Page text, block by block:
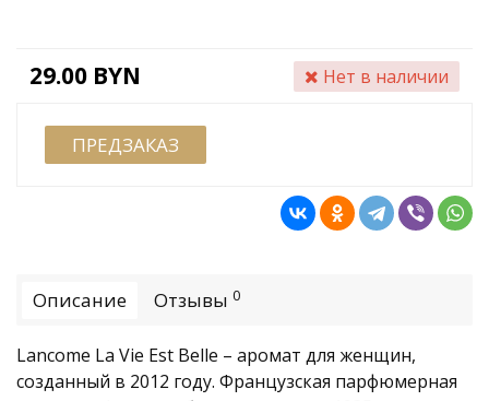
29.00 BYN Нет в наличии
ПРЕДЗАКАЗ
Описание Отзывы 0
Lancome La Vie Est Belle – аромат для женщин,
созданный в 2012 году. Французская парфюмерная